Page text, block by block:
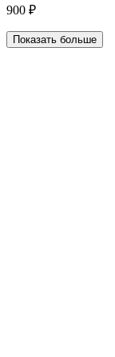
900 ₽
Показать больше